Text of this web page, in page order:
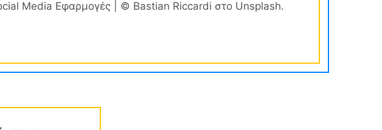
Media Εφαρμογές | © Bastian Riccardi στο Unsplash.